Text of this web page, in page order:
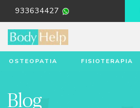
933634427
OSTEOPATIA FISIOTERAPIA
Blog